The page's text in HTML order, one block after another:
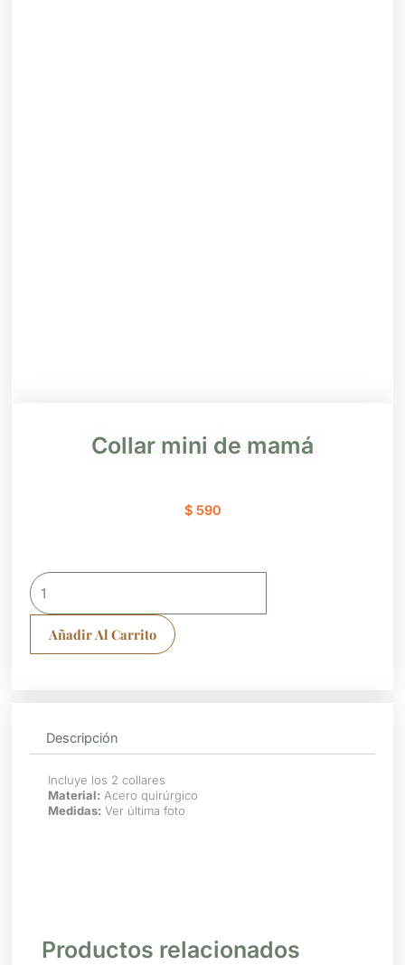
Collar mini de mamá
$590
Collar
mini
Añadir Al Carrito
Descripción
Incluye los 2 collares
Material: Acero quirúrgico
Medidas: Ver última foto
Productos relacionados